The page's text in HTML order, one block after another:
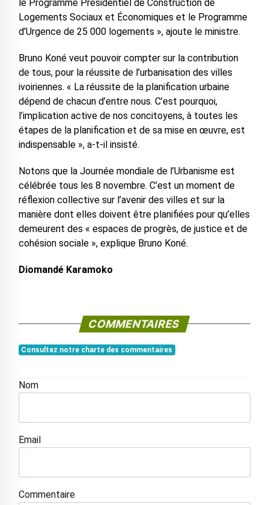
le Programme Présidentiel de Construction de
Logements Sociaux et Économiques et le Programme
d’Urgence de 25 000 logements », ajoute le ministre.
Bruno Koné veut pouvoir compter sur la contribution
de tous, pour la réussite de l’urbanisation des villes
ivoiriennes. « La réussite de la planification urbaine
dépend de chacun d’entre nous. C’est pourquoi,
l’implication active de nos concitoyens, à toutes les
étapes de la planification et de sa mise en œuvre, est
indispensable », a-t-il insisté.
Notons que la Journée mondiale de l’Urbanisme est
célébrée tous les 8 novembre. C’est un moment de
réflexion collective sur l’avenir des villes et sur la
manière dont elles doivent être planifiées pour qu’elles
demeurent des « espaces de progrès, de justice et de
cohésion sociale », explique Bruno Koné.
Diomandé Karamoko
COMMENTAIRES
Consultez notre charte des commentaires
Nom
Email
Commentaire